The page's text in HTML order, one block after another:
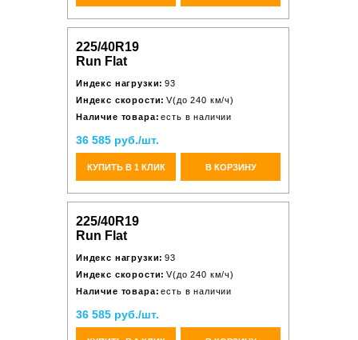
225/40R19
Run Flat
Индекс нагрузки: 93
Индекс скорости: V(до 240 км/ч)
Наличие товара: есть в наличии
36 585 руб./шт.
КУПИТЬ В 1 КЛИК В КОРЗИНУ
225/40R19
Run Flat
Индекс нагрузки: 93
Индекс скорости: V(до 240 км/ч)
Наличие товара: есть в наличии
36 585 руб./шт.